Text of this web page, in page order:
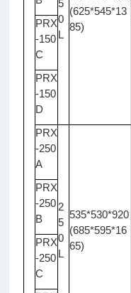
5
0
L
(625*545*13
85)
PRX
-150
C
PRX
-150
D
PRX
-250
A
2
5
0
L
535*530*920
(685*595*16
65)
PRX
-250
B
PRX
-250
C